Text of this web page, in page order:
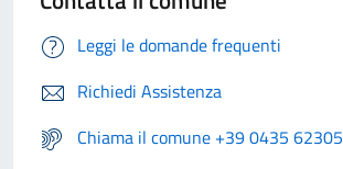
Leggi le domande frequenti
Richiedi Assistenza
Chiama il comune +39 0435 62305